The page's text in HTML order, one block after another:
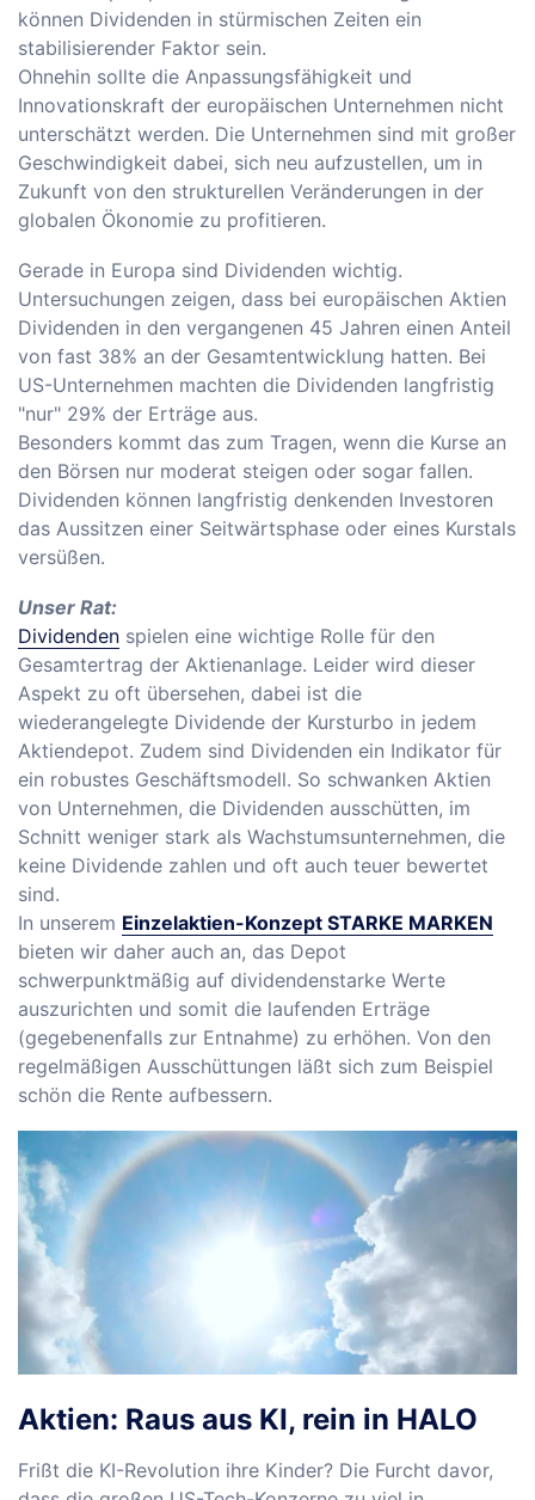
können Dividenden in stürmischen Zeiten ein
stabilisierender Faktor sein.
Ohnehin sollte die Anpassungsfähigkeit und
Innovationskraft der europäischen Unternehmen nicht
unterschätzt werden. Die Unternehmen sind mit großer
Geschwindigkeit dabei, sich neu aufzustellen, um in
Zukunft von den strukturellen Veränderungen in der
globalen Ökonomie zu profitieren.
Gerade in Europa sind Dividenden wichtig.
Untersuchungen zeigen, dass bei europäischen Aktien
Dividenden in den vergangenen 45 Jahren einen Anteil
von fast 38% an der Gesamtentwicklung hatten. Bei
US-Unternehmen machten die Dividenden langfristig
"nur" 29% der Erträge aus.
Besonders kommt das zum Tragen, wenn die Kurse an
den Börsen nur moderat steigen oder sogar fallen.
Dividenden können langfristig denkenden Investoren
das Aussitzen einer Seitwärtsphase oder eines Kurstals
versüßen.
Unser Rat:
Dividenden spielen eine wichtige Rolle für den
Gesamtertrag der Aktienanlage. Leider wird dieser
Aspekt zu oft übersehen, dabei ist die
wiederangelegte Dividende der Kursturbo in jedem
Aktiendepot. Zudem sind Dividenden ein Indikator für
ein robustes Geschäftsmodell. So schwanken Aktien
von Unternehmen, die Dividenden ausschütten, im
Schnitt weniger stark als Wachstumsunternehmen, die
keine Dividende zahlen und oft auch teuer bewertet
sind.
In unserem Einzelaktien-Konzept STARKE MARKEN
bieten wir daher auch an, das Depot
schwerpunktmäßig auf dividendenstarke Werte
auszurichten und somit die laufenden Erträge
(gegebenenfalls zur Entnahme) zu erhöhen. Von den
regelmäßigen Ausschüttungen läßt sich zum Beispiel
schön die Rente aufbessern.
Aktien: Raus aus KI, rein in HALO
Frißt die KI-Revolution ihre Kinder? Die Furcht davor,